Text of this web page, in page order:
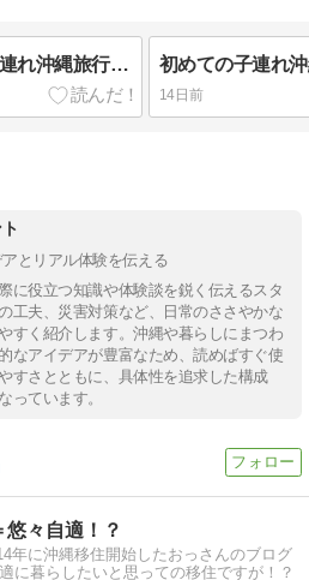
【2026年版】0〜2歳の子連れ沖縄旅行におすすめホテル7選 赤ちゃん連れでも安心して泊まれる宿を厳選
14日前
とリアル体験を伝える
に役立つ知識や体験談を鋭く伝えるスタ
工夫、災害対策など、日常のささやかな
すく紹介します。沖縄や暮らしにまつわ
なアイデアが豊富なため、読めばすぐ使
すさとともに、具体性を追求した構成
っています。
々自適！？
年に沖縄移住開始したおっさんのブログ
に暮らしたいと思っての移住ですが！？